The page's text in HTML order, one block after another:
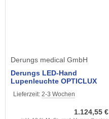
Derungs medical GmbH
Derungs LED-Hand
Lupenleuchte OPTICLUX
Ladestation
Lieferzeit: 2-3 Wochen
1.124,55 €